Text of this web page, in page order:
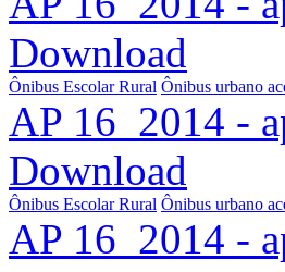
Download
Ônibus Escolar Rural Ônibus urbano
AP 16_2014 -
Download
Ônibus Escolar Rural Ônibus urbano
AP 16_2014 -